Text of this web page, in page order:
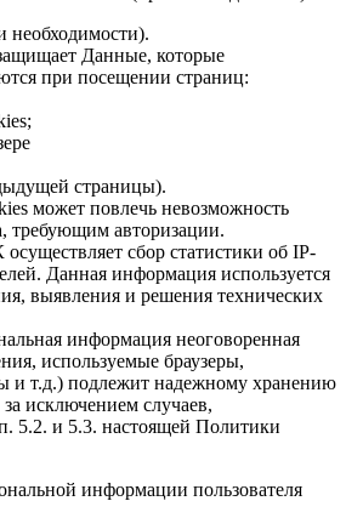
необходимости).
Данные, которые
при посещении страниц:
страницы).
может повлечь невозможность
требующим авторизации.
сбор статистики об IP-
Данная информация используется
выявления и решения технических
информация неоговоренная
используемые браузеры,
и т.д.) подлежит надежному хранению
исключением случаев,
5.2. и 5.3. настоящей Политики
информации пользователя